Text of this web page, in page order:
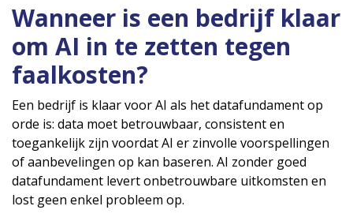
Wanneer is een bedrijf klaar
om AI in te zetten tegen
faalkosten?
Een bedrijf is klaar voor AI als het datafundament op
orde is: data moet betrouwbaar, consistent en
toegankelijk zijn voordat AI er zinvolle voorspellingen
of aanbevelingen op kan baseren. AI zonder goed
datafundament levert onbetrouwbare uitkomsten en
lost geen enkel probleem op.